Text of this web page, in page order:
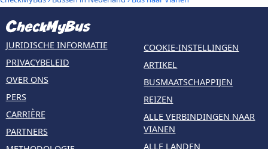
JURIDISCHE INFORMATIE
PRIVACYBELEID
OVER ONS
PERS
CARRIÈRE
PARTNERS
COOKIE-INSTELLINGEN
ARTIKEL
BUSMAATSCHAPPIJEN
REIZEN
ALLE VERBINDINGEN NAAR
VIANEN
ALLE LANDEN